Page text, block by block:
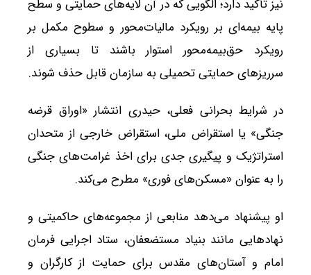
نیز تأکید دارد؛ الگویی که در آن لایه‌های حمایتی و سطح
پایه بیمه‌ای بر رویکرد مالیات‌محور و سطوح مکمل بر
رویکرد حق‌بیمه‌محور استوار باشند تا بسیاری از
سرریزهای حمایتی تحمیلی به سازمان قابل حذف شوند.
در شرایط بحرانی فعلی، حیدری انتشار «اوراق قرضه
جنگی» یا استقراض ملی، استقراض خارجی از متحدان
استراتژیک و پیگیری جدی برای اخذ غرامت‌های جنگی
را به عنوان «مسکن‌های فوری» مطرح می‌کند.
او پیشنهاد می‌دهد منابعی از مجموعه‌های حاکمیتی و
نهادهایی مانند بنیاد مستضعفان، ستاد اجرایی فرمان
امام و آستان‌های مقدس برای حمایت از کارگران و